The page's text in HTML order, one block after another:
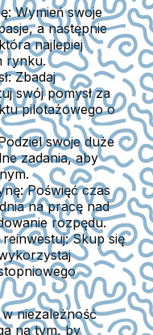
Wymień swoje
a następnie
najlepiej
rynku.
Zbadaj
swój pomysł za
pilotażowego o
swoje duże
zadania, aby
Poświęć czas
na pracę nad
rozpędu.
reinwestuj:Skup się
niezależność
na tym, by